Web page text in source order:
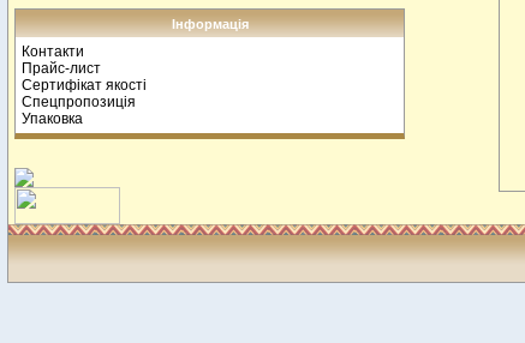
Інформація
Контакти
Прайс-лист
Сертифікат якості
Спецпропозиція
Упаковка